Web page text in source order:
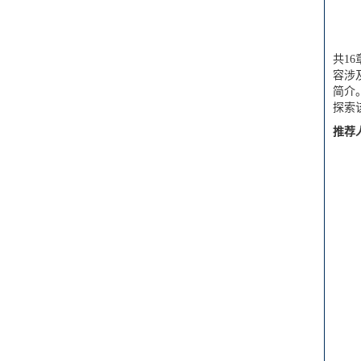
共16
容涉
简介
探索
推荐